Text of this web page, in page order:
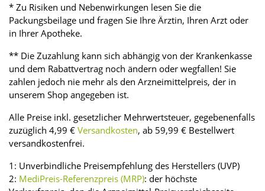
* Zu Risiken und Nebenwirkungen lesen Sie die
Packungsbeilage und fragen Sie Ihre Ärztin, Ihren Arzt oder
in Ihrer Apotheke.
** Die Zuzahlung kann sich abhängig von der Krankenkasse
und dem Rabattvertrag noch ändern oder wegfallen! Sie
zahlen jedoch nie mehr als den Arzneimittelpreis, der in
unserem Shop angegeben ist.
Alle Preise inkl. gesetzlicher Mehrwertsteuer, gegebenenfalls
zuzüglich 4,99 € Versandkosten, ab 59,99 € Bestellwert
versandkostenfrei.
1: Unverbindliche Preisempfehlung des Herstellers (UVP)
2: MediPreis-Referenzpreis (MRP): der höchste